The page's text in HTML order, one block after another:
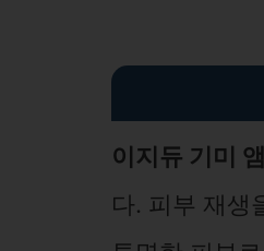
이지듀 기미
다. 피부 재생